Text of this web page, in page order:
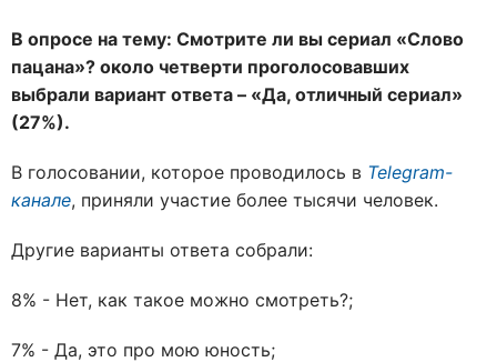
В опросе на тему: Смотрите ли вы сериал «Слово
пацана»? около четверти проголосовавших
выбрали вариант ответа – «Да, отличный сериал»
(27%).
В голосовании, которое проводилось в Telegram-
канале, приняли участие более тысячи человек.
Другие варианты ответа собрали:
8% - Нет, как такое можно смотреть?;
7% - Да, это про мою юность;